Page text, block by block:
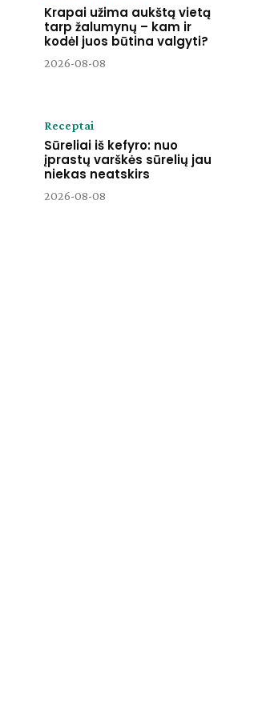
Krapai užima aukštą vietą
tarp žalumynų – kam ir
kodėl juos būtina valgyti?
2026-08-08
Receptai
Sūreliai iš kefyro: nuo
įprastų varškės sūrelių jau
niekas neatskirs
2026-08-08